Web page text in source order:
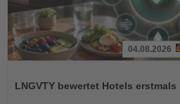
die
04.08.2026
LNGVTY bewertet Hotels